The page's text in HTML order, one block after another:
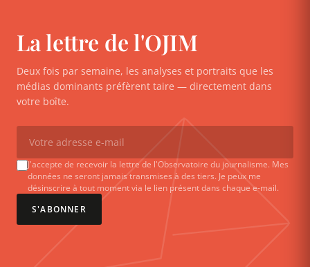
La lettre de l'OJIM
Deux fois par semaine, les analyses et portraits que les
médias dominants préfèrent taire — directement dans
votre boîte.
J'accepte de recevoir la lettre de l'Observatoire du journalisme. Mes
données ne seront jamais transmises à des tiers. Je peux me
désinscrire à tout moment via le lien présent dans chaque e-mail.
S'ABONNER